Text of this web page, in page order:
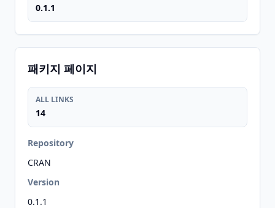
0.1.1
패키지 페이지
ALL LINKS
14
Repository
CRAN
Version
0.1.1